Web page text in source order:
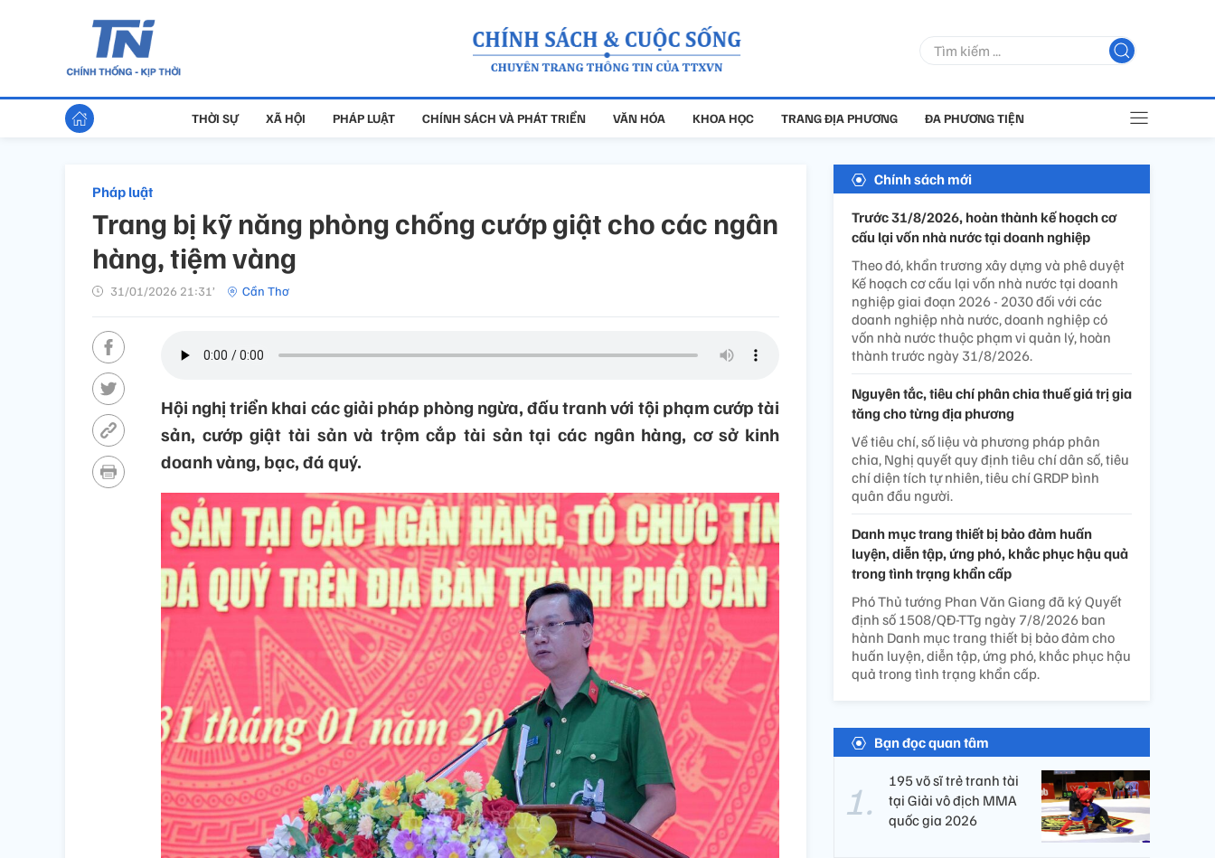
THỜI SỰ XÃ HỘI PHÁP LUẬT CHÍNH SÁCH VÀ PHÁT TRIỂN VĂN HÓA KHOA HỌC TRANG ĐỊA PHƯƠNG ĐA PHƯƠNG TIỆN
Pháp luật
Trang bị kỹ năng phòng chống cướp giật cho các ngân
hàng, tiệm vàng
31/01/2026 21:31’ Cần Thơ
Hội nghị triển khai các giải pháp phòng ngừa, đấu tranh với tội phạm cướp tài
sản, cướp giật tài sản và trộm cắp tài sản tại các ngân hàng, cơ sở kinh
doanh vàng, bạc, đá quý.
Chính sách mới
Trước 31/8/2026, hoàn thành kế hoạch cơ
cấu lại vốn nhà nước tại doanh nghiệp
Theo đó, khẩn trương xây dựng và phê duyệt
Kế hoạch cơ cấu lại vốn nhà nước tại doanh
nghiệp giai đoạn 2026 - 2030 đối với các
doanh nghiệp nhà nước, doanh nghiệp có
vốn nhà nước thuộc phạm vi quản lý, hoàn
thành trước ngày 31/8/2026.
Nguyên tắc, tiêu chí phân chia thuế giá trị gia
tăng cho từng địa phương
Về tiêu chí, số liệu và phương pháp phân
chia, Nghị quyết quy định tiêu chí dân số, tiêu
chí diện tích tự nhiên, tiêu chí GRDP bình
quân đầu người.
Danh mục trang thiết bị bảo đảm huấn
luyện, diễn tập, ứng phó, khắc phục hậu quả
trong tình trạng khẩn cấp
Phó Thủ tướng Phan Văn Giang đã ký Quyết
định số 1508/QĐ-TTg ngày 7/8/2026 ban
hành Danh mục trang thiết bị bảo đảm cho
huấn luyện, diễn tập, ứng phó, khắc phục hậu
quả trong tình trạng khẩn cấp.
Bạn đọc quan tâm
195 võ sĩ trẻ tranh tài
tại Giải vô địch MMA
quốc gia 2026